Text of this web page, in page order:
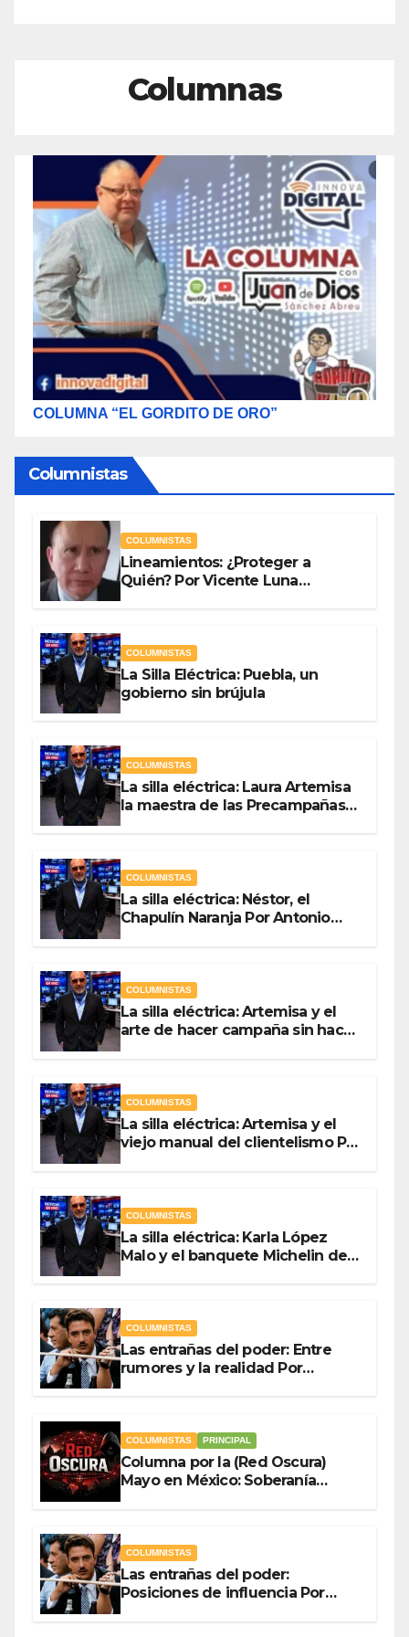
Columnas
COLUMNA “EL GORDITO DE ORO”
Columnistas
COLUMNISTAS
Lineamientos: ¿Proteger a
Quién? Por Vicente Luna
COLUMNISTAS
La Silla Eléctrica: Puebla, un
gobierno sin brújula
COLUMNISTAS
La silla eléctrica: Laura Artemisa
la maestra de las Precampañas
COLUMNISTAS
La silla eléctrica: Néstor, el
Chapulín Naranja Por Antonio
COLUMNISTAS
La silla eléctrica: Artemisa y el
arte de hacer campaña sin hacer
COLUMNISTAS
La silla eléctrica: Artemisa y el
viejo manual del clientelismo Por
COLUMNISTAS
La silla eléctrica: Karla López
Malo y el banquete Michelin del
COLUMNISTAS
Las entrañas del poder: Entre
rumores y la realidad Por
COLUMNISTAS PRINCIPAL
Columna por la (Red Oscura)
Mayo en México: Soberanía
COLUMNISTAS
Las entrañas del poder:
Posiciones de influencia Por